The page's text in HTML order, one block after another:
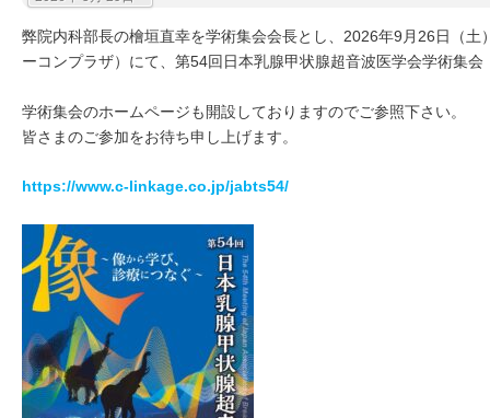
弊院内科部長の檜垣直幸を学術集会会長とし、2026年9月26日（
ーコンプラザ）にて、第54回日本乳腺甲状腺超音波医学会学術集
学術集会のホームページも開設しておりますのでご参照下さい。
皆さまのご参加をお待ち申し上げます。
https://www.c-linkage.co.jp/jabts54/